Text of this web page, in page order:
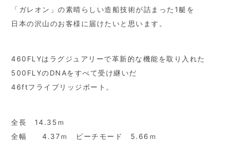
「ガレオン」の素晴らしい造船技術が詰まった1艇を
日本の沢山のお客様に届けたいと思います。
460FLYはラグジュアリーで革新的な機能を取り入れた
500FLYのDNAをすべて受け継いだ
46ftフライブリッジボート。
全長 14.35ｍ
全幅 4.37ｍ ビーチモード 5.66ｍ